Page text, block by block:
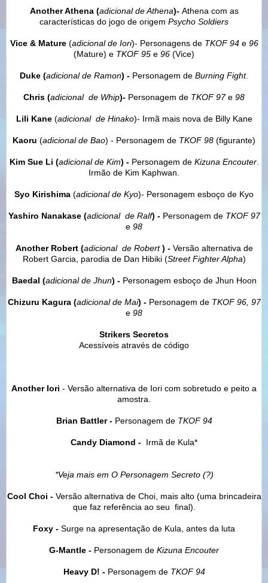
Another Athena (adicionalde Athena)- Athena com as
características do jogo de origem Psycho Soldiers
Vice & Mature (adicionalde Iori)- Personagens de TKOF 94 e 96
(Mature) e TKOF 95 e 96 (Vice)
Duke (adicionalde Ramon) - Personagem de Burning Fight.
Chris (adicional de Whip)- Personagem de TKOF 97e 98
Lili Kane(adicional de Hinako)- Irmã mais nova de Billy Kane
Kaoru (adicionalde Bao) - Personagem de TKOF 98 (figurante)
Kim Sue Li (adicionalde Kim) -Personagem de Kizuna Encouter.
Irmão de Kim Kaphwan.
Syo Kirishima (adicionalde Kyo)- Personagem esboço de Kyo
Yashiro Nanakase (adicional de Ralf) -Personagem de TKOF 97
e 98
Another Robert (adicional de Robert) -Versão alternativa de
Robert Garcia, parodia de Dan Hibiki (Street Fighter Alpha)
Baedal (adicional de Jhun) - Personagem esboço de Jhun Hoon
Chizuru Kagura (adicional de Mai) -Personagem de TKOF 96, 97
e 98
Strikers Secretos
Acessíveis através de código
Another Iori - Versão alternativa de Iori com sobretudo e peito a
amostra.
Brian Battler- Personagem de TKOF 94
Candy Diamond - Irmã de Kula*
*Veja mais em O Personagem Secreto (?)
Cool Choi - Versão alternativa de Choi, mais alto (uma brincadeira
que faz referência ao seu final).
Foxy - Surge na apresentação de Kula, antes da luta
G-Mantle - Personagem de Kizuna Encouter
Heavy D! - Personagem de TKOF 94